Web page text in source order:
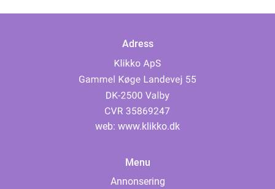
Adress
web: www.klikko.dk
Menu
Annonsering